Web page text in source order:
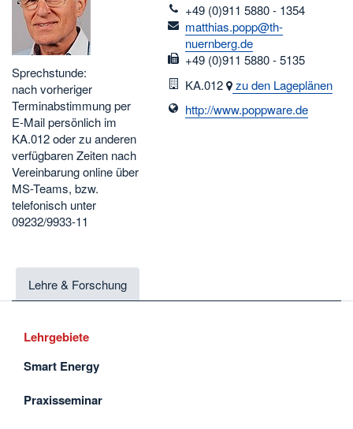
Sprechstunde:
nach vorheriger
Terminabstimmung per
E-Mail persönlich im
KA.012 oder zu anderen
verfügbaren Zeiten nach
Vereinbarung online über
MS-Teams, bzw.
telefonisch unter
09232/9933-11
telefon
+49 (0)911 5880 - 1354
email
matthias.popp@th-
nuernberg.de
fax
+49 (0)911 5880 - 5135
Raum
KA.012 zu den Lageplänen
http://www.poppware.de
Lehre & Forschung
Lehrgebiete
Smart Energy
Praxisseminar